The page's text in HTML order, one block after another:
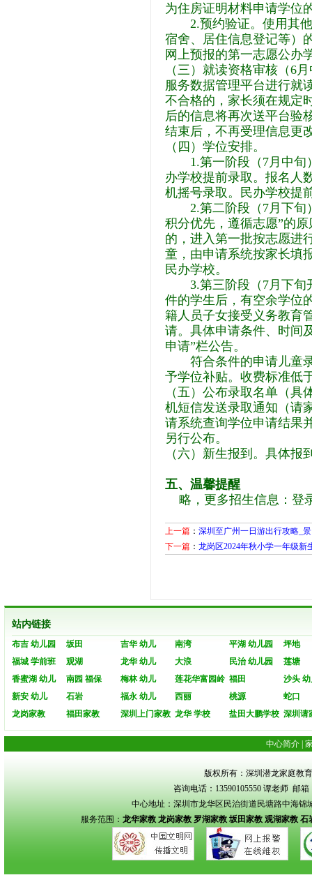
为住房证明材料申请学位
2.预约验证。使用其
宿舍、居住信息登记等）
网上预报的第一志愿公办
（三）就读资格审核（6
服务数据管理平台进行就
不合格的，家长须在规定
后的信息将再次送平台验
结束后，不再受理信息更
（四）学位安排。
1.第一阶段（7月中旬
办学校提前录取。报名人
机摇号录取。民办学校提
2.第二阶段（7月下
积分优先，遵循志愿”的
的，进入第一批按志愿进
童，由申请系统按家长填
民办学校。
3.第三阶段（7月下
件的学生后，有空余学位
籍人员子女接受义务教育
请。具体申请条件、时间
申请”栏公告。
符合条件的申请儿童录
予学位补贴。收费标准低
（五）公布录取名单（
机短信发送录取通知（请
请系统查询学位申请结果
另行公布。
（六）新生报到。具体
五、温馨提醒
略， 更多招生信息： 登
上一篇 ： 深圳至广州一日游出行攻略_
下一篇 ： 龙岗区2024年秋小学一年级新
站内链接
布吉 幼儿园 坂田 吉华 幼儿 南湾 平湖 幼儿园
坪地
福城 学前班
观湖 龙华 幼儿 大浪 民治 幼儿园
莲塘
香蜜湖 幼儿
南园 福保 梅林 幼儿 莲花华富园岭 福田
沙头
新安 幼儿
石岩 福永 幼儿 西丽 桃源
蛇口
龙岗家教
福田家教 深圳上门家教 龙华 学校 盐田大鹏学校 深圳请
中心简介
版权所有：深圳潜龙家庭教育
咨询电话：13590105550 谭老师 邮
中心地址：深圳市龙华区民治街道民塘路中海锦
服务范围： 龙华家教 龙岗家教 罗湖家教 坂田家教 观湖家教 石